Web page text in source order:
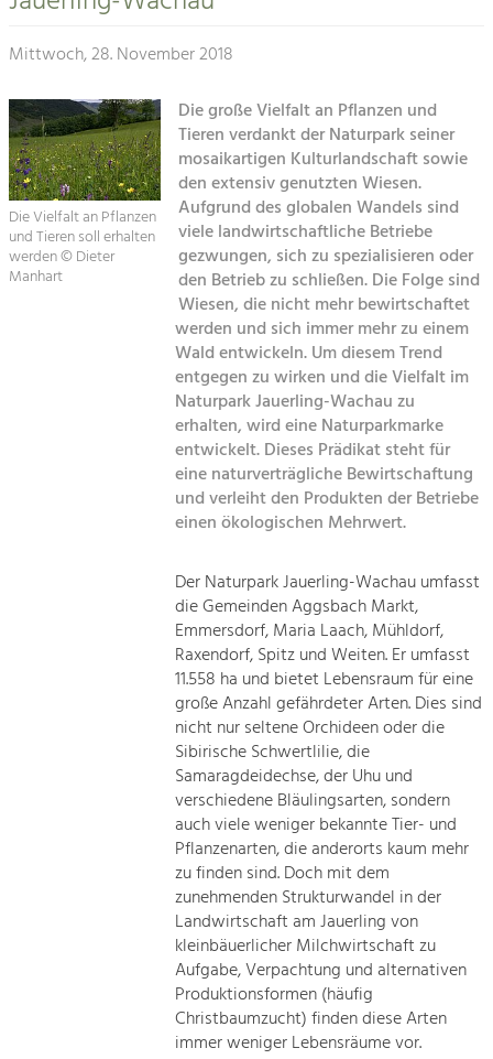
Kirchen am Fluss
Suche
Impressum
Kontakt
Tourismus
Kunst & Kultur
Handwerk, Wissenschaft und Forschung.
Soziales, Bildung &
Identität
Gleichberechtigung, Jugend und
Mobilität & Energie
Klimawandel, öffentlicher Verkehr und
erneuerbare Energie
Steigerung regionaler Wertschöpfung
Mittwoch, 28. November 2018
Die Vielfalt an Pflanzen
und Tieren soll erhalten
werden © Dieter
Manhart
Die große Vielfalt an Pflanzen und
Tieren verdankt der Naturpark seiner
mosaikartigen Kulturlandschaft sowie
den extensiv genutzten Wiesen.
Aufgrund des globalen Wandels sind
viele landwirtschaftliche Betriebe
gezwungen, sich zu spezialisieren oder
den Betrieb zu schließen. Die Folge sind
Wiesen, die nicht mehr bewirtschaftet
werden und sich immer mehr zu einem
Wald entwickeln. Um diesem Trend
entgegen zu wirken und die Vielfalt im
Naturpark Jauerling-Wachau zu
erhalten, wird eine Naturparkmarke
entwickelt. Dieses Prädikat steht für
eine naturverträgliche Bewirtschaftung
und verleiht den Produkten der Betriebe
einen ökologischen Mehrwert.
Der Naturpark Jauerling-Wachau umfasst
die Gemeinden Aggsbach Markt,
Emmersdorf, Maria Laach, Mühldorf,
Raxendorf, Spitz und Weiten. Er umfasst
11.558 ha und bietet Lebensraum für eine
große Anzahl gefährdeter Arten. Dies sind
nicht nur seltene Orchideen oder die
Sibirische Schwertlilie, die
Samaragdeidechse, der Uhu und
verschiedene Bläulingsarten, sondern
auch viele weniger bekannte Tier- und
Pflanzenarten, die anderorts kaum mehr
zu finden sind. Doch mit dem
zunehmenden Strukturwandel in der
Landwirtschaft am Jauerling von
kleinbäuerlicher Milchwirtschaft zu
Aufgabe, Verpachtung und alternativen
Produktionsformen (häufig
Christbaumzucht) finden diese Arten
immer weniger Lebensräume vor.